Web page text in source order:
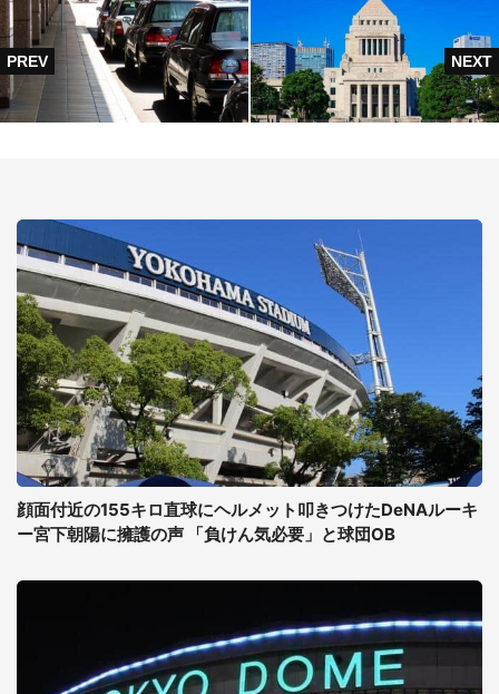
顔面付近の155キロ直球にヘルメット叩きつけたDeNAルーキ
ー宮下朝陽に擁護の声 「負けん気必要」と球団OB